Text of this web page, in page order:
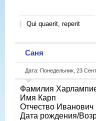
Qui quaerit, reperit
Саня
Дата: Понедельник, 23
Фамилия
Имя Карп
Отчество Иванович
Дата рождения/